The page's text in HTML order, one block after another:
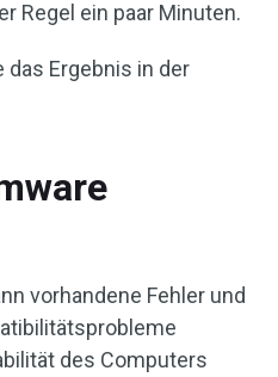
Regel ein paar Minuten.
das Ergebnis in der
vorhandene Fehler und
des Computers